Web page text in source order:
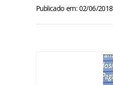
Publicado em: 02/06/2018